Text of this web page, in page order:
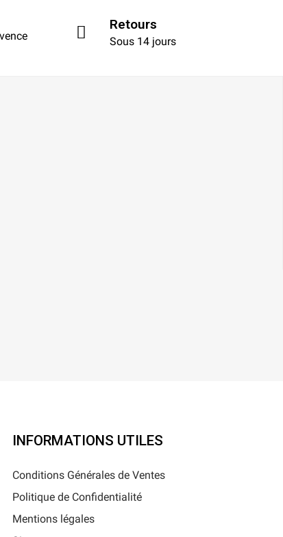
Retours
Sous 14 jours
INFORMATIONS UTILES
Conditions Générales de Ventes
Politique de Confidentialité
Mentions légales